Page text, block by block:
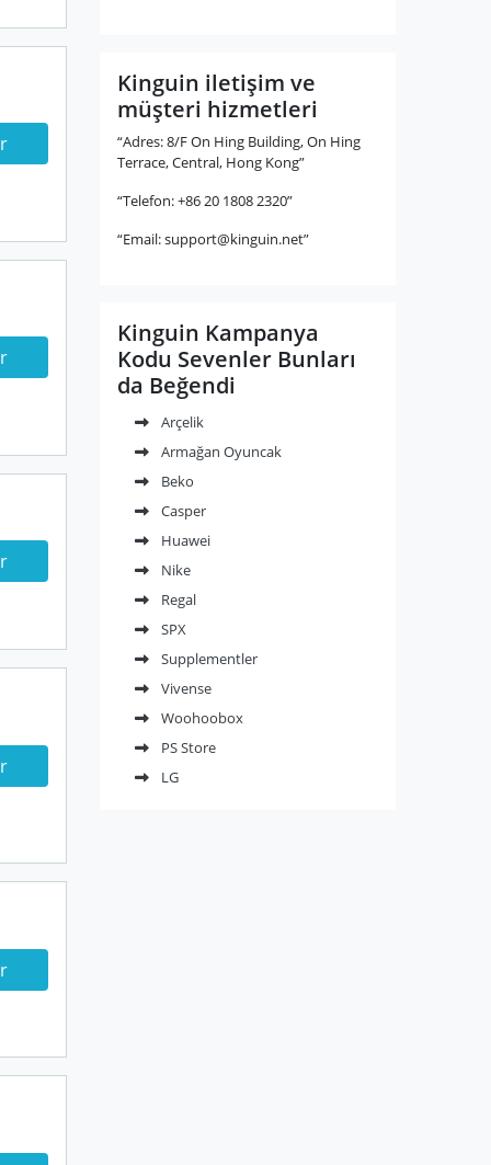
Kinguin iletişim ve
müşteri hizmetleri
“Adres: 8/F On Hing Building, On Hing
Terrace, Central, Hong Kong”
“Telefon: +86 20 1808 2320”
“Email:support@kinguin.net”
Kinguin Kampanya
Kodu Sevenler Bunları
da Beğendi
Arçelik
Armağan Oyuncak
Beko
Casper
Huawei
Nike
Regal
SPX
Supplementler
Vivense
Woohoobox
PS Store
LG